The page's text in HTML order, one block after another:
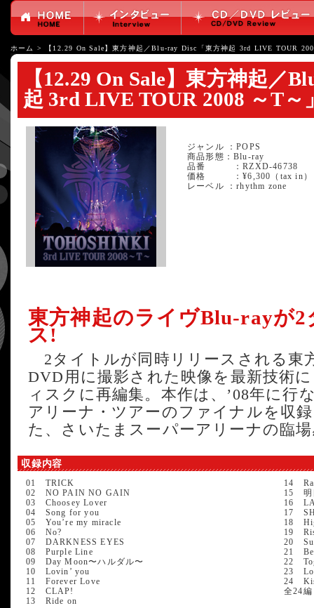
ホーム > 【12.29 On Sale】東方神起／Blu-ray Disc「東方神起 3rd LIVE TOUR
【12.29 On Sale】東方神起／
起 3rd LIVE TOUR 2008 ～T～
ジャンル ：POPS
商品形態：Blu-ray
品番 ：RZXD-46738
価格 ：¥6,300（tax in）
レーベル ：rhythm zone
東方神起のライヴBlu-rayが
ス!
2タイトルが同時リリースされる東
DVD用に撮影された映像を最新技術
ィスクに再編集。本作は、’08年に行
アリーナ・ツアーのファイナルを収
た、さいたまスーパーアリーナの臨
収録内容
01 TRICK
02 NO PAIN NO GAIN
03 Choosey Lover
04 Song for you
05 You’re my miracle
06 No?
07 DARKNESS EYES
08 Purple Line
09 Day Moon〜ハルダル〜
10 Lovin’ you
11 Forever Love
12 CLAP!
13 Ride on
14
15 明
16
17
18
19
20
21
22
23
24
全24編